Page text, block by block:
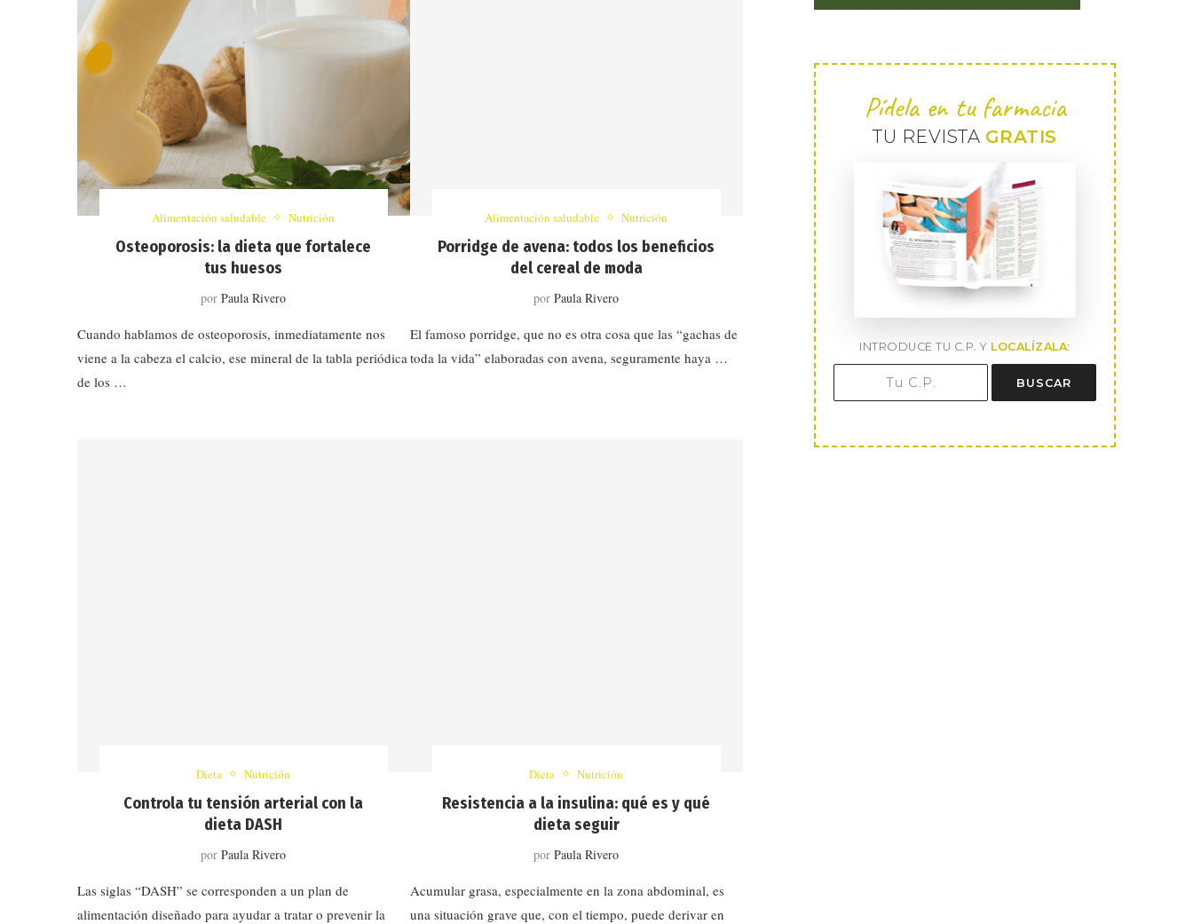
Alimentación saludable Nutrición
Osteoporosis: la dieta que fortalece
tus huesos
porPaula Rivero
Cuando hablamos de osteoporosis, inmediatamente nos
viene a la cabeza el calcio, ese mineral de la tabla periódica
de los …
Alimentación saludable Nutrición
Porridge de avena: todos los beneficios
del cereal de moda
porPaula Rivero
El famoso porridge, que no es otra cosa que las “gachas de
toda la vida” elaboradas con avena, seguramente haya …
Dieta Nutrición
Controla tu tensión arterial con la
dieta DASH
porPaula Rivero
Las siglas “DASH” se corresponden a un plan de
alimentación diseñado para ayudar a tratar o prevenir la
Dieta Nutrición
Resistencia a la insulina: qué es y qué
dieta seguir
porPaula Rivero
Acumular grasa, especialmente en la zona abdominal, es
una situación grave que, con el tiempo, puede derivar en
Pídela en tu farmacia
TU REVISTA GRATIS
INTRODUCE TU C.P. Y LOCALÍZALA:
BUSCAR